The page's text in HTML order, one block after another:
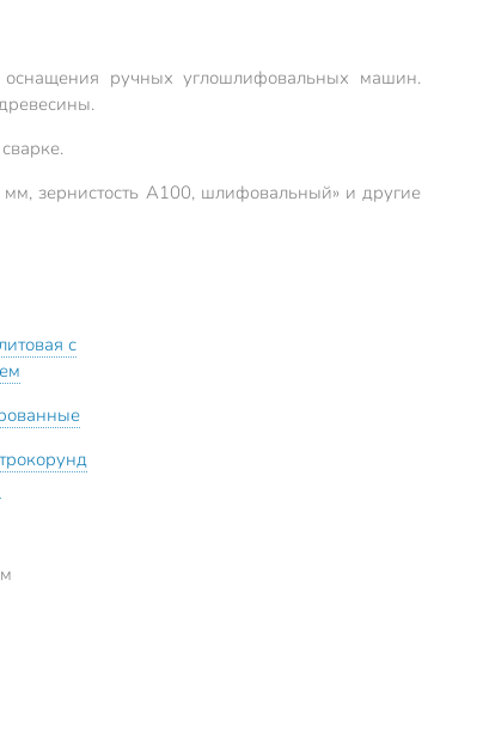
оснащения ручных углошлифовальных машин.
зернистость A100, шлифовальный» и другие
с